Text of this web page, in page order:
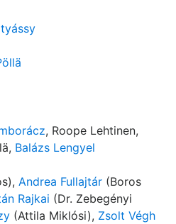
, Roope Lehtinen,
Balázs Lengyel
Andrea Fullajtár (Boros
Rajkai (Dr. Zebegényi
(Attila Miklósi), Zsolt Végh